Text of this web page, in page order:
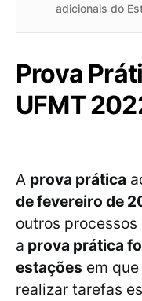
adicionais do
Prova
UFMT
A prova prática
de fevereiro de
outros processos
a prova prática
estações em
realizar tarefas